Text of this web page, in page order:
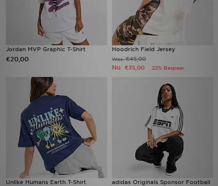
Jordan MVP Graphic T-Shirt
€20,00
Hoodrich Field Jersey
Was€45,00
Nu €35,00 22% Bespaar
Unlike Humans Earth T-Shirt
adidas Originals Sponsor Football